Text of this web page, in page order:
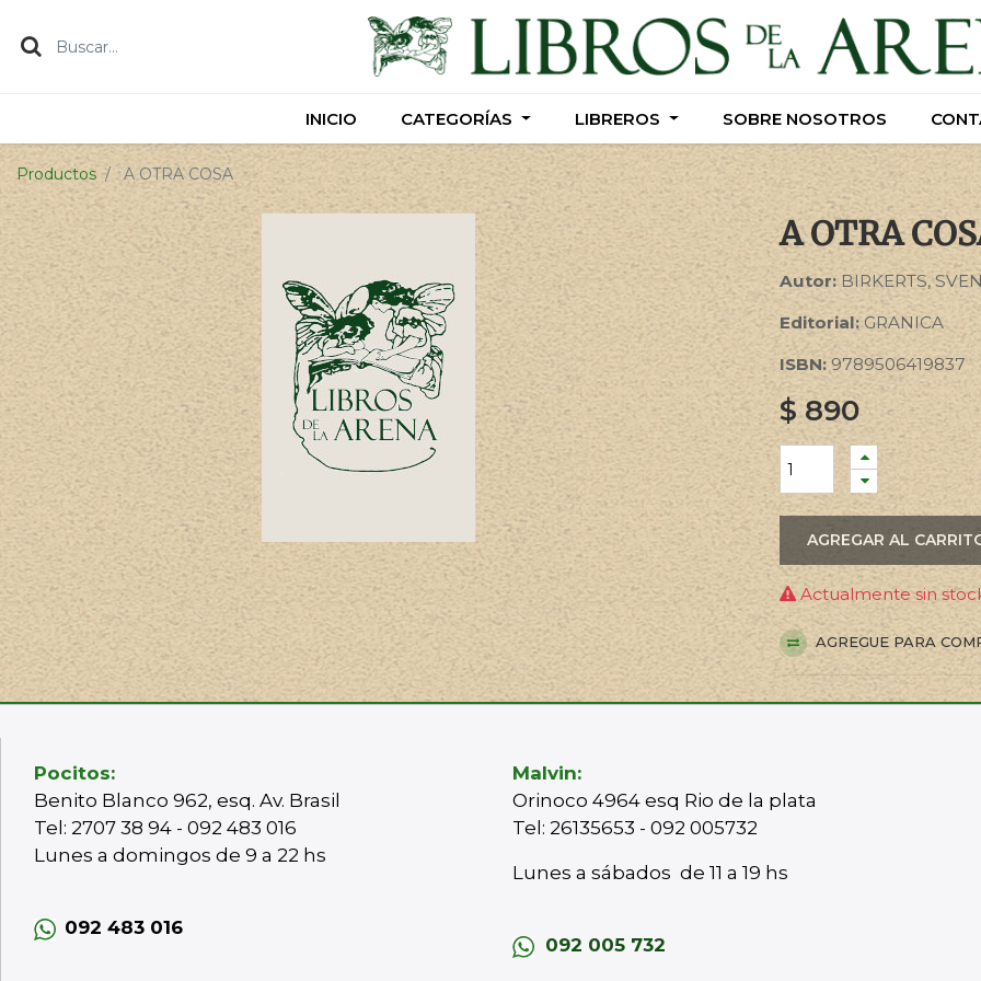
INICIO CATEGORÍAS LIBREROS SOBRE NOSOTROS
INICIO CATEGORÍAS LIBREROS SOBRE NOSOTROS
Productos A OTRA COSA
A OTRA
Autor: BIRKERTS, SVEN
Editorial:GRANICA
ISBN: 9789506419837
$890
AGREGAR AL
Actualmente sin
AGREGUE PARA
Pocitos:
Benito Blanco 962, esq. Av. Brasil
Tel: 2707 38 94 - 092 483 016
Lunes a domingos de 9 a 22 hs
092 483 016
Malvin:
Orinoco 4964 esq Rio de la plata
Tel: 26135653 - 092 005732
Lunes a sábados de 11 a 19 hs
092 005 732